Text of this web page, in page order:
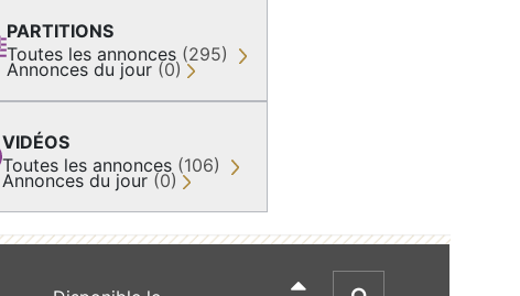
PARTITIONS
Toutes les annonces (295)
Annonces du jour (0)
VIDÉOS
Toutes les annonces (106)
Annonces du jour (0)